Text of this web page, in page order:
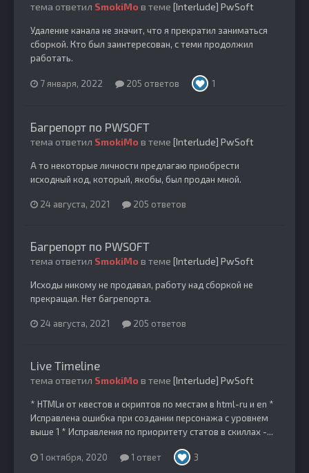
тема ответил SmokiMo в теме [Interlude] PwSoft
Удаление канала не значит, что я прекратил заниматься
сборкой. Кто был заинтересован, с теми продолжил
работать.
7 января, 2022 205 ответов 1
Багрепорт по PWSOFT
тема ответил SmokiMo в теме [Interlude] PwSoft
А то некоторые личности предлагаю приобрести
исходный код, который, якобы, был продан мной.
24 августа, 2021 205 ответов
Багрепорт по PWSOFT
тема ответил SmokiMo в теме [Interlude] PwSoft
Исходы никому не продавал, работу над сборкой не
прекращал. Нет багрепорта.
24 августа, 2021 205 ответов
Live Timeline
тема ответил SmokiMo в теме [Interlude] PwSoft
* HTMLи от квестов и скриптов по местам в html-ru и en *
Исправлена ошибка при создании персонажа с уровнем
выше 1 * Исправления по приоритету статов в скиллах -...
1 октября, 2020 1 ответ 3